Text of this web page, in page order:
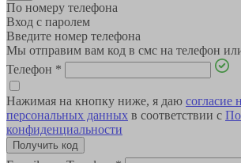
По номеру телефона
Вход с паролем
Введите номер телефона
Мы отправим вам код в смс на телефон
Телефон *
Нажимая на кнопку ниже, я даю согласие
персональных данных в соответствии с
конфиденциальности